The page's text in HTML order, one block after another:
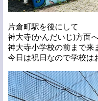
片倉町駅を後にして
神大寺(かんだいじ)方面へ
神大寺小学校の前まで来
今日は祝日なので学校は